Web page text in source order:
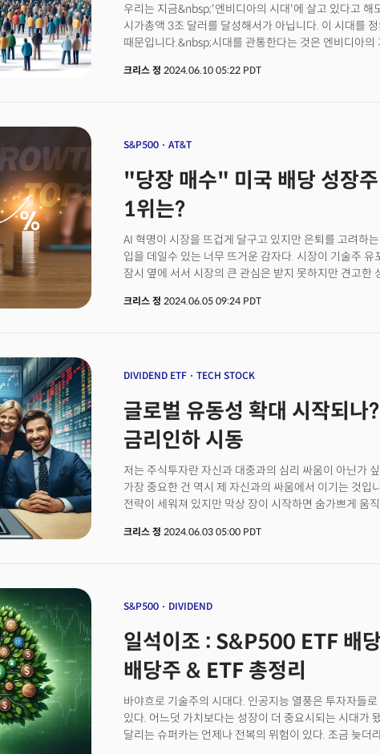
우리는 지금&nbsp;'엔비디아의 시대'에 살고 있다고 해
시가총액 3조 달러를 달성해서가 아닙니다. 이 시대를
때문입니다.&nbsp;시대를 관통한다는 것은 엔비디아의
월마트, 마이크로소프트, 인텔, 구글과 같이 한 시대를
인류의 지능확장을 돕는다? 그게 무슨 의미일까요?&nbsp;
크리스 정 2024.06.10 05:22 PDT
S&P500 AT&T
"당장 매수" 미국 배당 성장
1위는?
AI 혁명이 시장을 뜨겁게 달구고 있지만 은퇴를 고려하
입을 데일수 있는 너무 뜨거운 감자다. 시장이 기술주
잠시 옆에 서서 시장의 큰 관심은 받지 못하지만 견고한
S&P500의 평균 시가 배당률을 능가하면서도 견고한 재
크리스 정 2024.06.05 09:24 PDT
DIVIDEND ETF TECH STOCK
글로벌 유동성 확대 시작되나
금리인하 시동
저는 주식투자란 자신과 대중과의 심리 싸움이 아닌가
가장 중요한 건 역시 제 자신과의 싸움에서 이기는 것입
전략이 세워져 있지만 막상 장이 시작하면 숨가쁘게 움
점철될 것이 뻔한 거래가 체결됩니다. 유치하기 짝이 없
크리스 정 2024.06.03 05:00 PDT
S&P500 DIVIDEND
일석이조 : S&P500 ETF 배
배당주 & ETF 총정리
바야흐로 기술주의 시대다. 인공지능 열풍은 투자자들
있다. 어느덧 가치보다는 성장이 더 중요시되는 시대가
달리는 슈퍼카는 언제나 전복의 위험이 있다. 조금 늦더